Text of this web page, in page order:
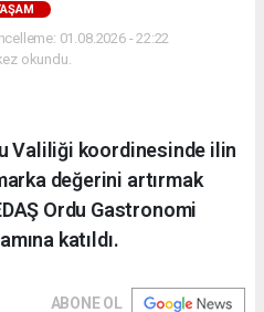
01.08.2026 - 22:22
okundu.
Valiliği koordinesinde ilin
değerini artırmak
Ordu Gastronomi
katıldı.
ABONE OL